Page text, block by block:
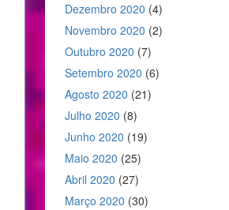
Dezembro 2020 (4)
Novembro 2020 (2)
Outubro 2020 (7)
Setembro 2020 (6)
Agosto 2020 (21)
Julho 2020 (8)
Junho 2020 (19)
Maio 2020 (25)
Abril 2020 (27)
Março 2020 (30)